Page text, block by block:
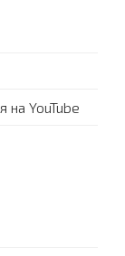
YouTube